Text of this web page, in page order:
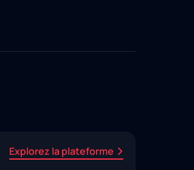
Explorez la plateforme